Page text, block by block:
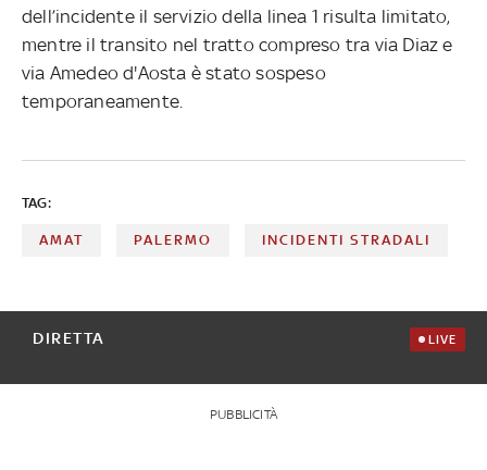
dell’incidente il servizio della linea 1 risulta limitato,
mentre il transito nel tratto compreso tra via Diaz e
via Amedeo d'Aosta è stato sospeso
temporaneamente.
TAG:
AMAT PALERMO INCIDENTI STRADALI
DIRETTA LIVE
PUBBLICITÀ